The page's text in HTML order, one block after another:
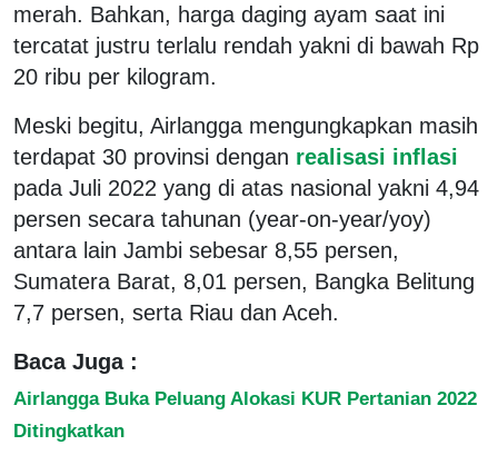
merah. Bahkan, harga daging ayam saat ini
tercatat justru terlalu rendah yakni di bawah Rp
20 ribu per kilogram.
Meski begitu, Airlangga mengungkapkan masih
terdapat 30 provinsi dengan realisasi inflasi
pada Juli 2022 yang di atas nasional yakni 4,94
persen secara tahunan (year-on-year/yoy)
antara lain Jambi sebesar 8,55 persen,
Sumatera Barat, 8,01 persen, Bangka Belitung
7,7 persen, serta Riau dan Aceh.
Baca Juga :
Airlangga Buka Peluang Alokasi KUR Pertanian 2022
Ditingkatkan